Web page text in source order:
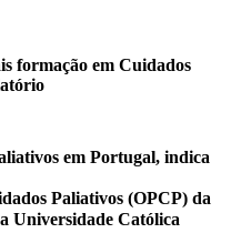
formação em Cuidados
em Portugal, indica
Paliativos (OPCP) da
Universidade Católica